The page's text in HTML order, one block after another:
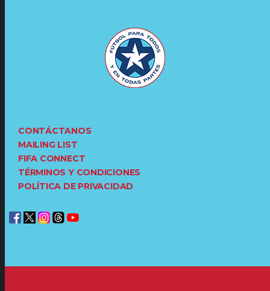
CONTÁCTANOS
MAILING LIST
FIFA CONNECT
TÉRMINOS Y CONDICIONES
POLÍTICA DE PRIVACIDAD